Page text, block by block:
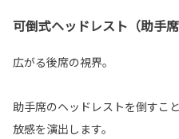
可倒式ヘッドレスト（助手席
広がる後席の視界。
助手席のヘッドレストを倒すこ
放感を演出します。